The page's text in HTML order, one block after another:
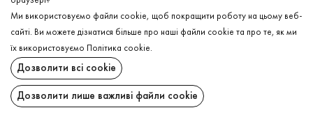
ДОДАТИ ДО КОШИКА
ОБЕРІТЬ РОЗМІР
Футболка
ДОДАТИ ДО КОШИКА
ОПИС
Ми використовуємо файли cookie, щоб покращити роботу на цьому веб-
сайті. Ви можете дізнатися більше про наші файли cookie та про те, як ми
їх використовуємо
Політика cookie.
Дозволити всі cookie
Дозволити лише важливі файли cookie